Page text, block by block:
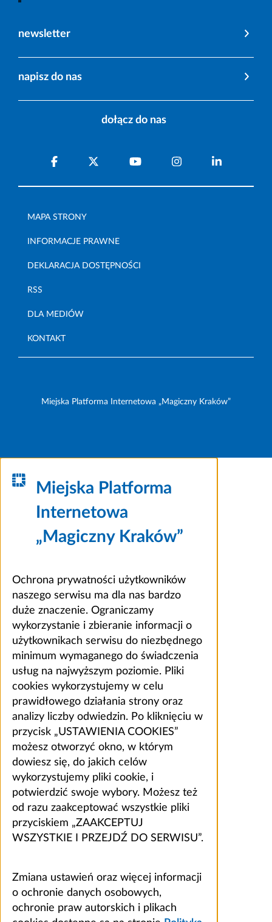
newsletter
napisz do nas
dołącz do nas
MAPA STRONY
INFORMACJE PRAWNE
DEKLARACJA DOSTĘPNOŚCI
RSS
DLA MEDIÓW
KONTAKT
Miejska Platforma Internetowa „Magiczny Kraków”
Miejska Platforma
Internetowa
„Magiczny Kraków”
Ochrona prywatności użytkowników
naszego serwisu ma dla nas bardzo
duże znaczenie. Ograniczamy
wykorzystanie i zbieranie informacji o
użytkownikach serwisu do niezbędnego
minimum wymaganego do świadczenia
usług na najwyższym poziomie. Pliki
cookies wykorzystujemy w celu
prawidłowego działania strony oraz
analizy liczby odwiedzin. Po kliknięciu w
przycisk „USTAWIENIA COOKIES”
możesz otworzyć okno, w którym
dowiesz się, do jakich celów
wykorzystujemy pliki cookie, i
potwierdzić swoje wybory. Możesz też
od razu zaakceptować wszystkie pliki
przyciskiem „ZAAKCEPTUJ
WSZYSTKIE I PRZEJDŹ DO SERWISU”.
Zmiana ustawień oraz więcej informacji
o ochronie danych osobowych,
ochronie praw autorskich i plikach